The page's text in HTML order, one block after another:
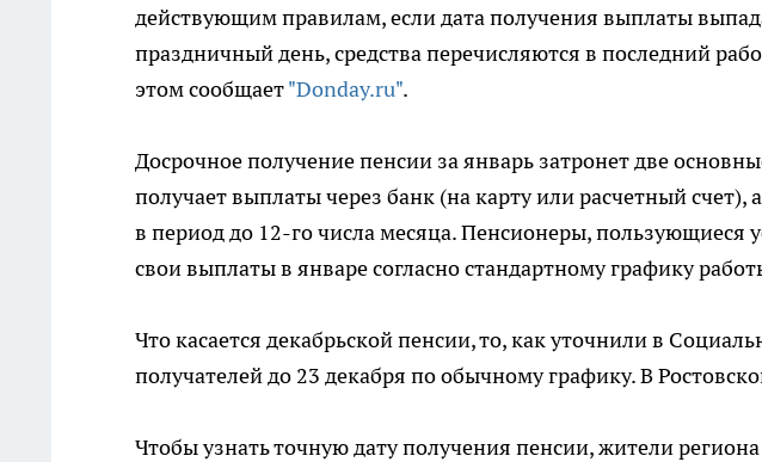
действующим правилам, если дата получения выплаты
праздничный день, средства перечисляются в последний
этом сообщает"Donday.ru".
Досрочное получение пенсии за январь затронет две
получает выплаты через банк (на карту или расчетный счет),
в период до 12-го числа месяца. Пенсионеры, пользующиеся
свои выплаты в январе согласно стандартному графику
Что касается декабрьской пенсии, то, как уточнили в
получателей до 23 декабря по обычному графику. В
Чтобы узнать точную дату получения пенсии, жители